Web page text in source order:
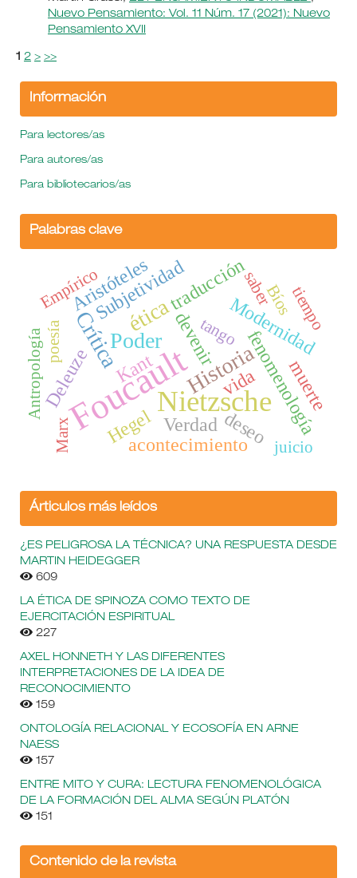
Nuevo Pensamiento: Vol. 11 Núm. 17 (2021): Nuevo
Pensamiento XVII
1 2 > >>
Información
Para lectores/as
Para autores/as
Para bibliotecarios/as
Palabras clave
FoucaultNietzsche
Poder Historia
ética
Crítica
deseo
devenir fenomenología
Subjetividadtraducción
vida
Modernidad
Deleuze
Aristóteles
Verdad
muerte
Kant
acontecimiento
Hegel
Marx
poesía tango
Empírico saberBíos
Antropología
tiempo
juicio
Árticulos más leídos
¿ES PELIGROSA LA TÉCNICA? UNA RESPUESTA DESDE
MARTIN HEIDEGGER
609
LA ÉTICA DE SPINOZA COMO TEXTO DE
EJERCITACIÓN ESPIRITUAL
227
AXEL HONNETH Y LAS DIFERENTES
INTERPRETACIONES DE LA IDEA DE
RECONOCIMIENTO
159
ONTOLOGÍA RELACIONAL Y ECOSOFÍA EN ARNE
NAESS
157
ENTRE MITO Y CURA: LECTURA FENOMENOLÓGICA
DE LA FORMACIÓN DEL ALMA SEGÚN PLATÓN
151
Contenido de la revista